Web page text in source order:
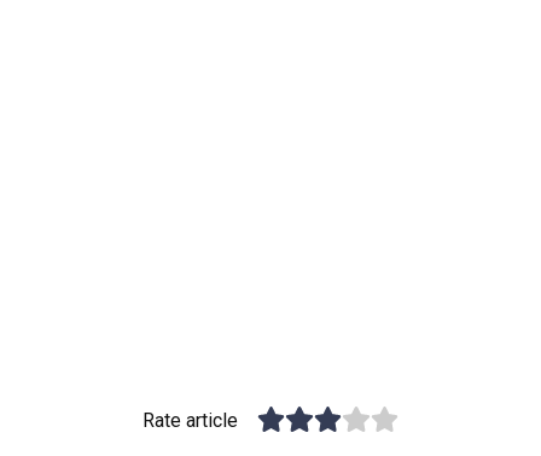
Rate article